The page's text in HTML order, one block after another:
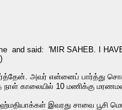
and said: 'MIR SAHEB. I
அவர் என்னைப் பார்த்து
நாள் காலையில் 10 மணிக்கு
இவரது சாவை பூசி